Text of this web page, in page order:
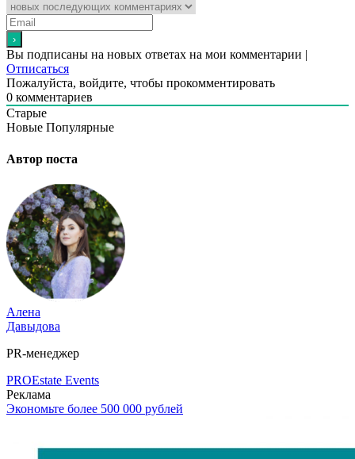
Вы подписаны на новых ответах на мои комментарии |
Отписаться
Пожалуйста, войдите, чтобы прокомментировать
0 комментариев
Старые
Новые Популярные
Автор поста
Алена
Давыдова
PR-менеджер
PROEstate Events
Реклама
Экономьте более 500 000 рублей